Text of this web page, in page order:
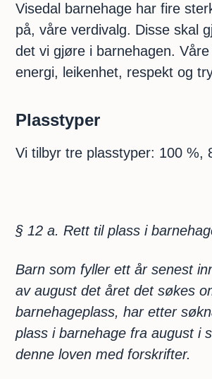
Visedal barnehage har fire
på, våre verdivalg. Disse skal
det vi gjøre i barnehagen.
energi, leikenhet, respekt og
Plasstyper
Vi tilbyr tre plasstyper: 100 %,
§ 12 a. Rett til plass i
Barn som fyller ett år senest
av august det året det søkes
barnehageplass, har etter
plass i barnehage fra august i
denne loven med forskrifter.